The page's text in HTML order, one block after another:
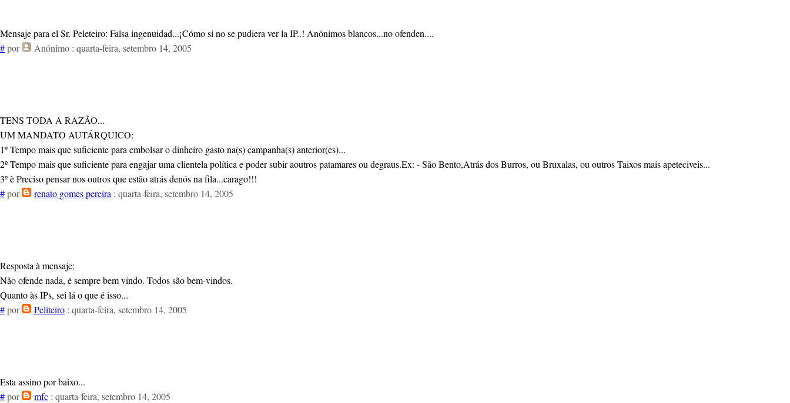
Mensaje para el Sr. Peleteiro: Falsa ingenuidad...¡Cómo si no se pudiera ver la IP..! Anónimos blancos...no ofenden....
#por Anónimo : quarta-feira, setembro 14, 2005
TENS TODA A RAZÃO...
UM MANDATO AUTÁRQUICO:
1º Tempo mais que suficiente para embolsar o dinheiro gasto na(s) campanha(s) anterior(es)...
2º Tempo mais que suficiente para engajar uma clientela política e poder subir aoutros patamares ou degraus.Ex: - São Bento,Atrás dos Burros, ou Bruxalas, ou outros Taixos mais apeteciveis...
3º è Preciso pensar nos outros que estão atrás denós na fila...carago!!!
#por renato gomes pereira : quarta-feira, setembro 14, 2005
Resposta à mensaje:
Não ofende nada, é sempre bem vindo. Todos são bem-vindos.
Quanto às IPs, sei lá o que é isso...
#por Peliteiro : quarta-feira, setembro 14, 2005
Esta assino por baixo...
#por mfc : quarta-feira, setembro 14, 2005